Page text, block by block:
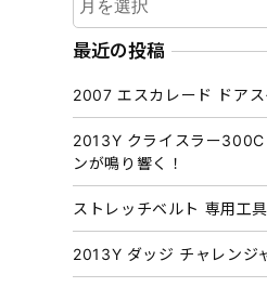
ー
カ
ブ
最近の投稿
2007 エスカレード ドア
2013Y クライスラー300C
ンが鳴り響く！
ストレッチベルト 専用工
2013Y ダッジ チャレンジ